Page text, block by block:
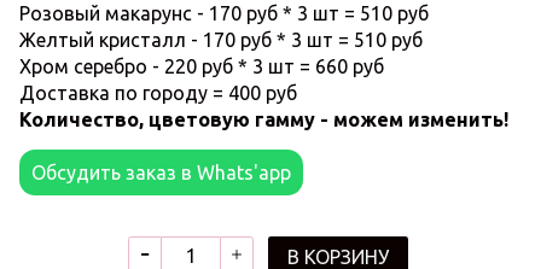
Розовый макарунс - 170 руб * 3 шт = 510 руб
Желтый кристалл - 170 руб * 3 шт = 510 руб
Хром серебро - 220 руб * 3 шт = 660 руб
Доставка по городу = 400 руб
Количество, цветовую гамму - можем изменить!
Обсудить заказ в Whats'app
В КОРЗИНУ